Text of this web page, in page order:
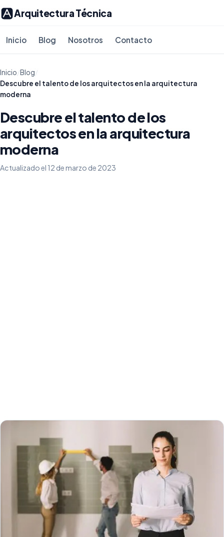
Arquitectura Técnica
Inicio Blog Nosotros Contacto
Inicio/Blog/
Descubre el talento de los arquitectos en la arquitectura
moderna
Descubre el talento de los
arquitectos en la arquitectura
moderna
Actualizado el 12 de marzo de 2023